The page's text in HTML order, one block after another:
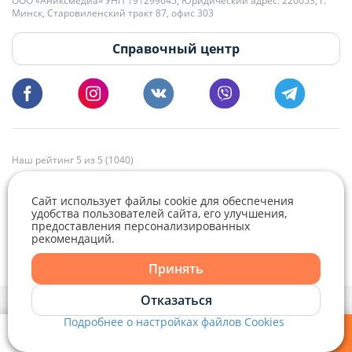
Telegram
Мы принимаем звонки и отвечаем на письма в будние дни с 9:00 до
18:00.
vg@domovita.by
Пишите и звоните нам в будние дни с 8:00 до 20:00.
Минск, Старовиленский тракт 87, офис 303
Справочный центр
Наш рейтинг 5 из 5 (1040)
Политика конфиденциальности,
Политика обработки файлов cookieиВыбор настроек Cookie
только при наличии активной ссылки.
Сайт использует файлы cookie для обеспечения
удобства пользователей сайта, его улучшения,
предоставления персонализированных
рекомендаций.
Принять
Отказаться
Подробнее о настройках файлов Cookies